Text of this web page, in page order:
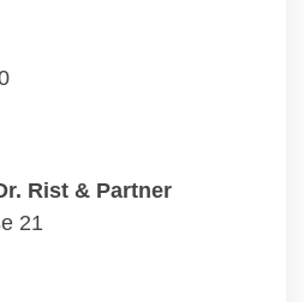
Rist & Partner
21